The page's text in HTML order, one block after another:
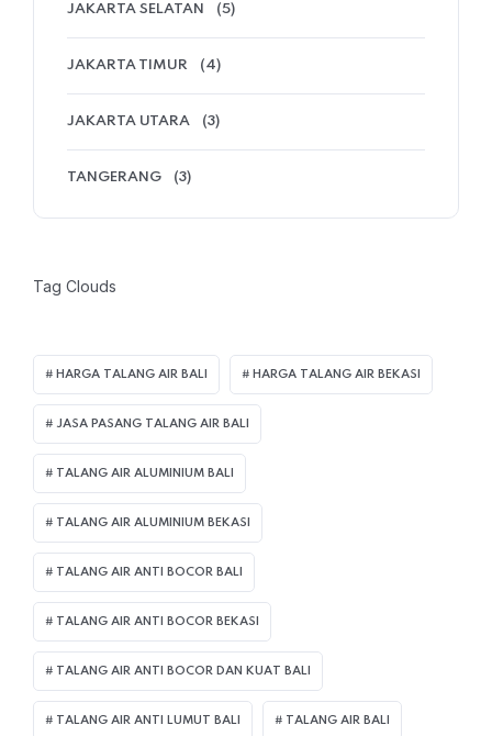
JAKARTA SELATAN (5)
JAKARTA TIMUR (4)
JAKARTA UTARA (3)
TANGERANG (3)
Tag Clouds
HARGA TALANG AIR BALI HARGA TALANG AIR BEKASI
JASA PASANG TALANG AIR BALI
TALANG AIR ALUMINIUM BALI
TALANG AIR ALUMINIUM BEKASI
TALANG AIR ANTI BOCOR BALI
TALANG AIR ANTI BOCOR BEKASI
TALANG AIR ANTI BOCOR DAN KUAT BALI
TALANG AIR ANTI LUMUT BALI TALANG AIR BALI